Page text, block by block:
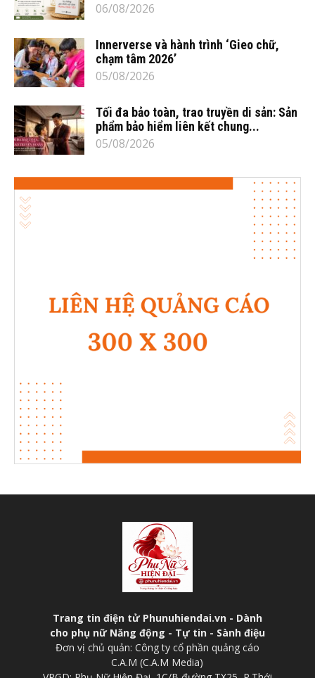
06/08/2026
Innerverse và hành trình ‘Gieo chữ,
chạm tâm 2026’
05/08/2026
Tối đa bảo toàn, trao truyền di sản: Sản
phẩm bảo hiểm liên kết chung...
05/08/2026
Trang tin điện tử Phunuhiendai.vn - Dành
cho phụ nữ Năng động - Tự tin - Sành điệu
Đơn vị chủ quản: Công ty cổ phần quảng cáo
C.A.M (C.A.M Media)